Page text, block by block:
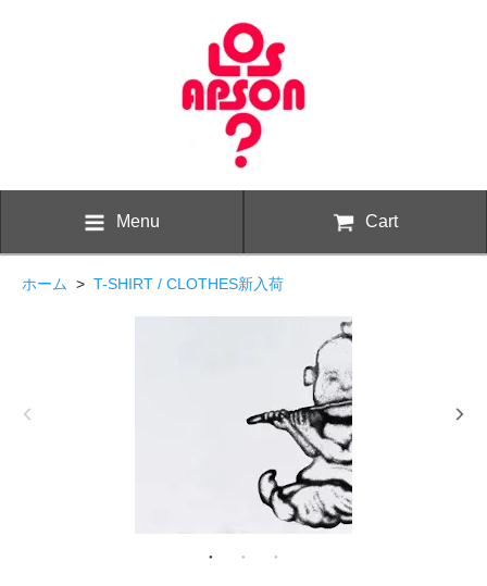
Menu Cart
ホーム > T-SHIRT / CLOTHES新入荷